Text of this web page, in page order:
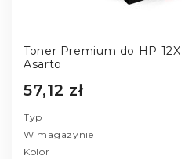
Toner Premium do HP 12X
Asarto
57,12 zł
Typ
W magazynie
Kolor